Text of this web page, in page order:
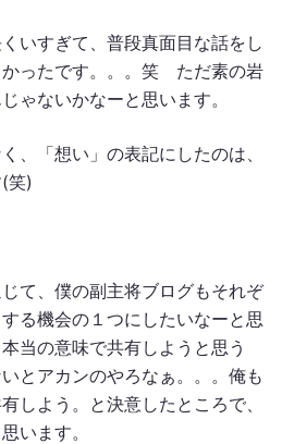
いすぎて、普段真面目な話をし
かったです。。。笑 ただ素の岩
ゃないかなーと思います。
、「想い」の表記にしたのは、
笑)
て、僕の副主将ブログもそれぞ
る機会の１つにしたいなーと思
当の意味で共有しようと思う
とアカンのやろなぁ。。。俺も
しよう。と決意したところで、
います。